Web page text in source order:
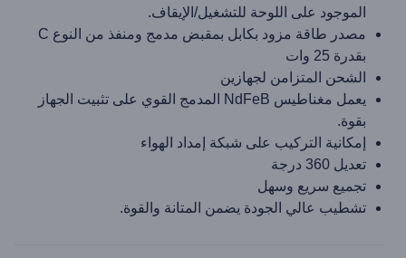
الموجود على اللوحة للتشغيل/الإيقاف.
مصدر طاقة مزود بكابل بمقبض مدمج ومنفذ من النوع C
بقدرة 25 وات
الشحن المتزامن لجهازين
يعمل مغناطيس NdFeB المدمج القوي على تثبيت الجهاز
بقوة.
إمكانية التركيب على شبكة إمداد الهواء
تعديل 360 درجة
تجميع سريع وسهل
تشطيب عالي الجودة يضمن المتانة والقوة.